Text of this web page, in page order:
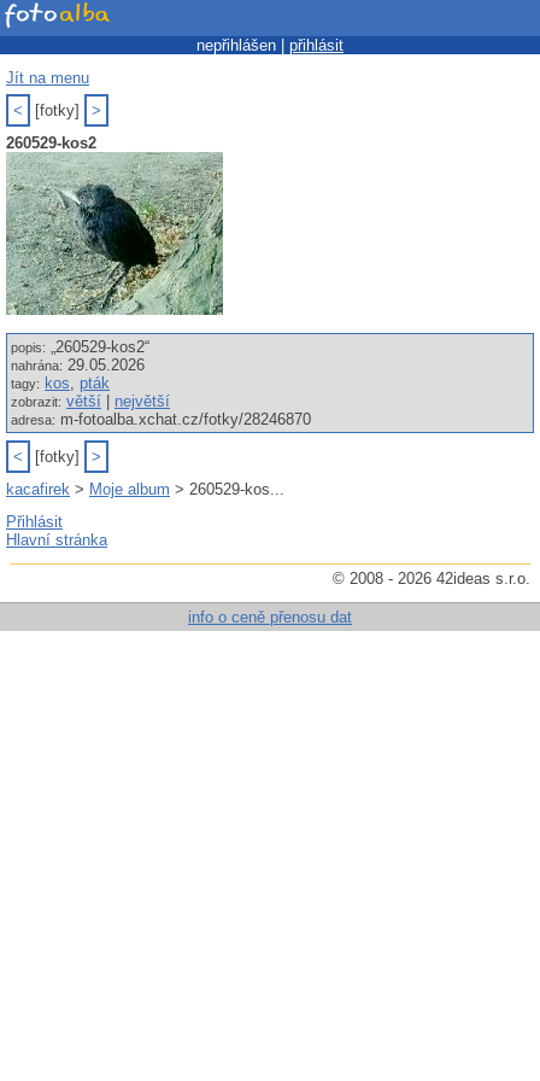
nepřihlášen | přihlásit
Jít na menu
<
[fotky]
>
260529-kos2
popis: „260529-kos2“
nahrána: 29.05.2026
tagy: kos, pták
zobrazit: větší největší
adresa: m-fotoalba.xchat.cz/fotky/28246870
< [fotky]
>
kacafirek > Moje album > 260529-kos...
Přihlásit
Hlavní stránka
© 2008 - 2026 42ideas s.r.o.
info o ceně přenosu dat